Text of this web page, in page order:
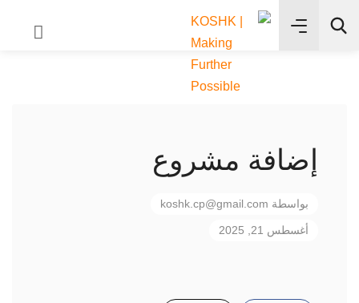
إضافة مشروع
بواسطة koshk.cp@gmail.com
أغسطس 21, 2025